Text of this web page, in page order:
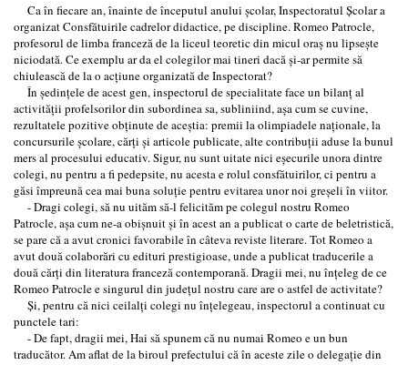
Ca în fiecare an, înainte de începutul anului şcolar, Inspectoratul Şcolar a
organizat Consfătuirile cadrelor didactice, pe discipline. Romeo Patrocle,
profesorul de limba franceză de la liceul teoretic din micul oraş nu lipseşte
niciodată. Ce exemplu ar da el colegilor mai tineri dacă şi-ar permite să
chiulească de la o acţiune organizată de Inspectorat?
În şedinţele de acest gen, inspectorul de specialitate face un bilanţ al
activităţii profelsorilor din subordinea sa, subliniind, aşa cum se cuvine,
rezultatele pozitive obţinute de aceştia: premii la olimpiadele naţionale, la
concursurile şcolare, cărţi şi articole publicate, alte contribuţii aduse la bunul
mers al procesului educativ. Sigur, nu sunt uitate nici eşecurile unora dintre
colegi, nu pentru a fi pedepsite, nu acesta e rolul consfătuirilor, ci pentru a
găsi împreună cea mai buna soluţie pentru evitarea unor noi greşeli în viitor.
- Dragi colegi, să nu uităm să-l felicităm pe colegul nostru Romeo
Patrocle, aşa cum ne-a obişnuit şi în acest an a publicat o carte de beletristică,
se pare că a avut cronici favorabile în câteva reviste literare. Tot Romeo a
avut două colaborări cu edituri prestigioase, unde a publicat traducerile a
două cărţi din literatura franceză contemporană. Dragii mei, nu înţeleg de ce
Romeo Patrocle e singurul din judeţul nostru care are o astfel de activitate?
Şi, pentru că nici ceilalţi colegi nu înţelegeau, inspectorul a continuat cu
punctele tari:
- De fapt, dragii mei, Hai să spunem că nu numai Romeo e un bun
traducător. Am aflat de la biroul prefectului că în aceste zile o delegaţie din